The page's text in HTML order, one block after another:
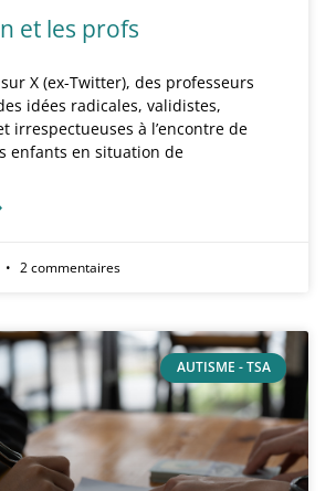
et les profs
X (ex-Twitter), des professeurs
idées radicales, validistes,
irrespectueuses à l’encontre de
enfants en situation de
2 commentaires
AUTISME - TSA